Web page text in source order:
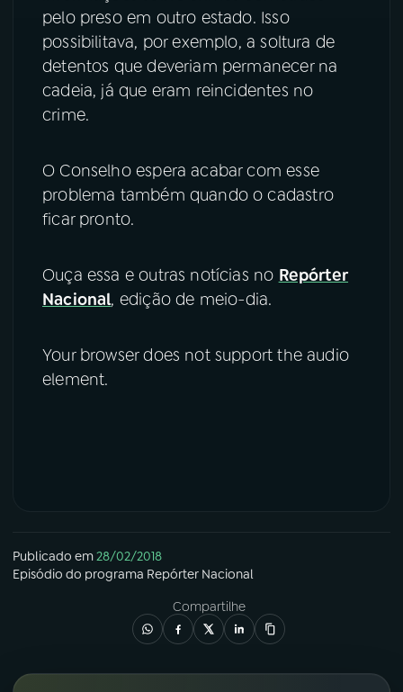
pelo preso em outro estado. Isso
possibilitava, por exemplo, a soltura de
detentos que deveriam permanecer na
cadeia, já que eram reincidentes no
crime.
O Conselho espera acabar com esse
problema também quando o cadastro
ficar pronto.
Ouça essa e outras notícias no Repórter
Nacional, edição de meio-dia.
Your browser does not support the audio
element.
Publicado em28/02/2018
Episódio do programa Repórter Nacional
Compartilhe